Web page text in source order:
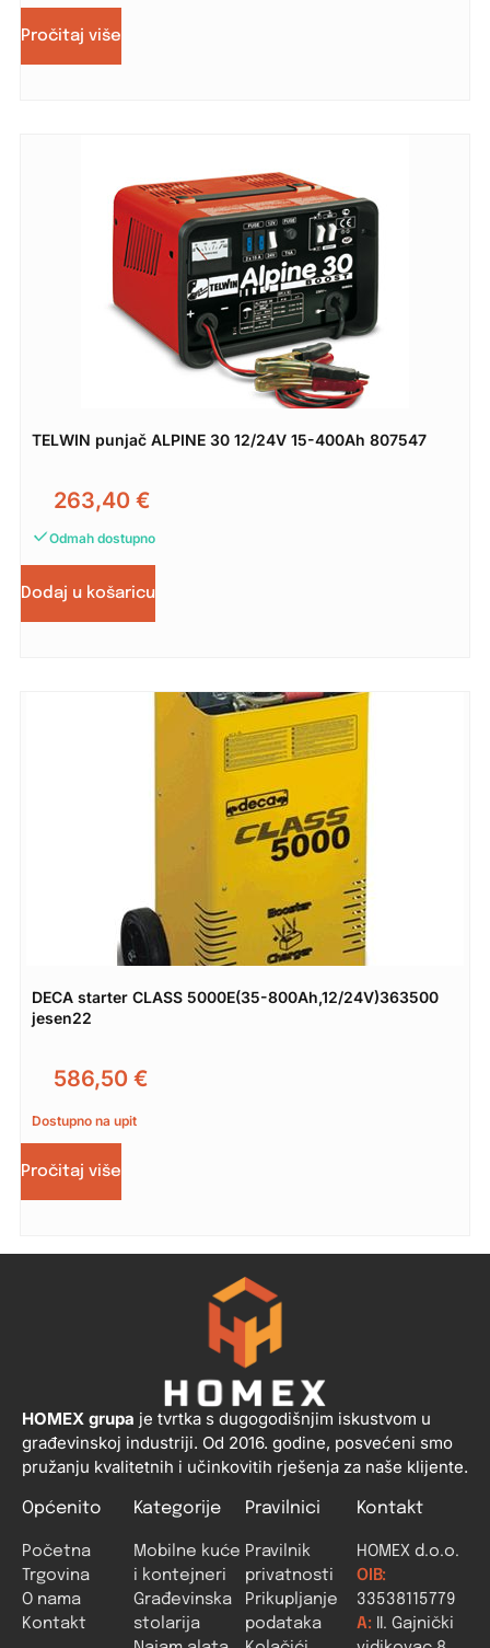
Pročitaj više
TELWIN punjač ALPINE 30 12/24V 15-400Ah 807547
263,40 €
Odmah dostupno
Dodaj u košaricu
DECA starter CLASS 5000E(35-800Ah,12/24V)363500
jesen22
586,50 €
Dostupno na upit
Pročitaj više
HOMEX grupa je tvrtka s dugogodišnjim iskustvom u
građevinskoj industriji. Od 2016. godine, posvećeni smo
pružanju kvalitetnih i učinkovitih rješenja za naše klijente.
Općenito
Početna
Trgovina
O nama
Kontakt
Kategorije
Mobilne kuće
i kontejneri
Građevinska
stolarija
Pravilnici
Pravilnik
privatnosti
Prikupljanje
podataka
Kontakt
HOMEX d.o.o.
OIB:
33538115779
A: II. Gajnički